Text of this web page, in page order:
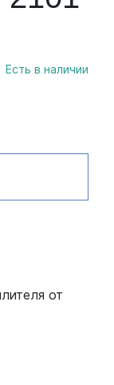
Есть в наличии
от